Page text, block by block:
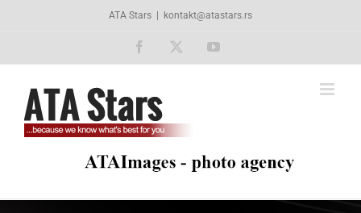
ATA Stars kontakt@atastars.rs
Facebook YouTube